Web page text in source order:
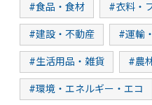
#食品・食材 #衣料・
#建設・不動産 #運輸
#生活用品・雑貨 #農
#環境・エネルギー・エコ